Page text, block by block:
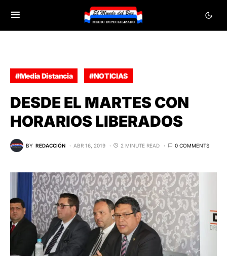
#Media Distancia #NOTICIAS
DESDE EL MARTES CON
HORARIOS LIBERADOS
BY REDACCIÓN ABR 16, 2019 2 MINUTE READ 0 COMMENTS